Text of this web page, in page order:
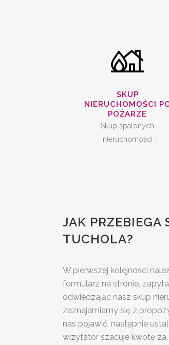
SKUP
NIERUCHOMOŚCI
POŻARZE
Skup spalonych
nieruchomości
JAK PRZEBIEGA
TUCHOLA?
W pierwszej kolejności
formularz na stronie,
odwiedzając nasz skup
zaznajamiamy się z
nas pojawić, następnie
wizytator szacuje kwotę za